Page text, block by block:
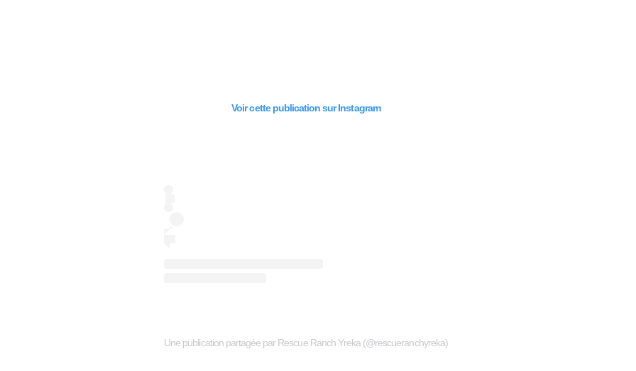
Voir cette publication sur Instagram
Une publication partagée par Rescue Ranch Yreka (@rescueranchyreka)